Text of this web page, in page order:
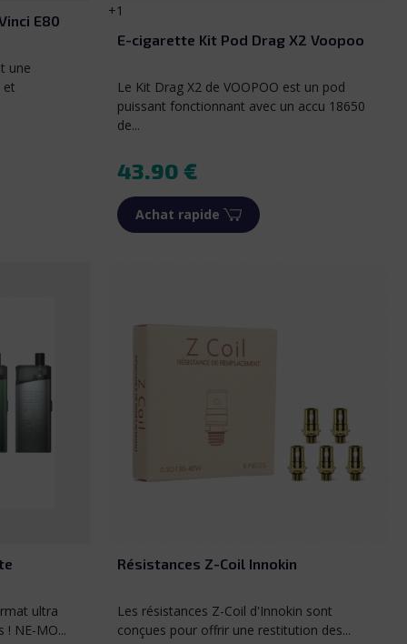
E80
une
et
Pearl White
Carbon Fiber
Glow Pink
Spray Black
Marsala
+1
E-cigarette Kit Pod Drag X2 Voopoo
Le Kit Drag X2 de VOOPOO est un pod
puissant fonctionnant avec un accu 18650
de...
Prix
43.90 €
Achat rapide
ultra
NE-MO...
Résistances Z-Coil Innokin
Les résistances Z-Coil d'Innokin sont
conçues pour offrir une restitution des...